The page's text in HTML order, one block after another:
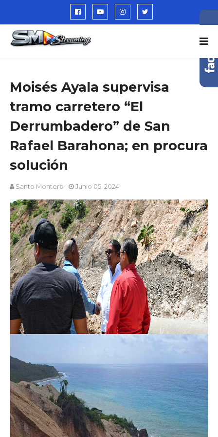
Moisés Ayala supervisa
tramo carretero “El
Derrumbadero” de San
Rafael Barahona; en procura
solución
Santo Montero Junio 05, 2024